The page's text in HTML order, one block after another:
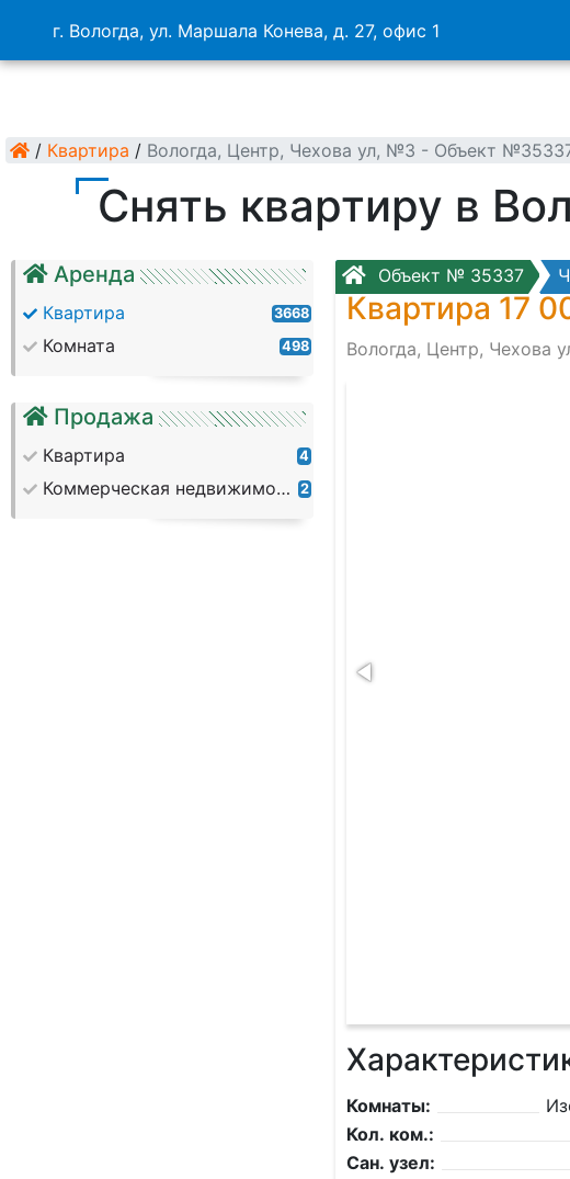
г. Вологда, ул. Маршала Конева, д. 27, офис 1
/ Квартира / Вологда, Центр, Чехова ул, №3 - Объект
Снять квартиру в
Аренда
Квартира 3668
Комната 498
Продажа
Квартира 4
Коммерческая недвижимость 2
Объект № 35337
Квартира 17
Вологда, Центр, Чехова
Комнаты:
Кол. ком.:
Сан. узел: